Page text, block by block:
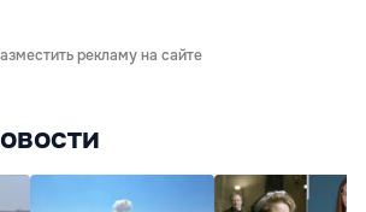
рекламу на сайте